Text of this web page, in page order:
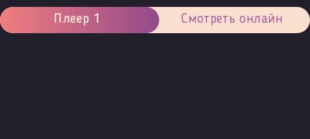
Плеер 1 Смотреть онлайн